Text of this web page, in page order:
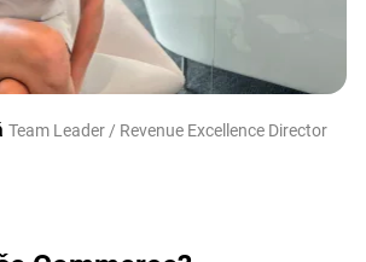
Team Leader / Revenue Excellence Director